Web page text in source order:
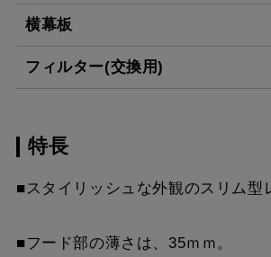
MPB-7465 BK
MPB-7465 W
MPB-7465 SBK
MPB-7565 BK
MPB-7565 W
LD-15
横幕板
YMP465-C300 W
YMP465-C300 SI
YMP465-C300 SBK
フィルター(交換用)
VES-4001
FES-4001
AES-4001
特長
■スタイリッシュな外観のスリム型
■フード部の薄さは、35ｍｍ。